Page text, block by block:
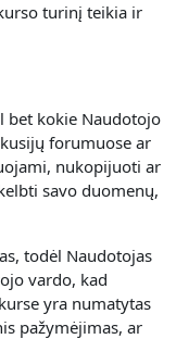
turinį teikia ir
bet kokie Naudotojo
forumuose ar
nukopijuoti ar
savo duomenų,
todėl Naudotojas
vardo, kad
yra numatytas
pažymėjimas, ar